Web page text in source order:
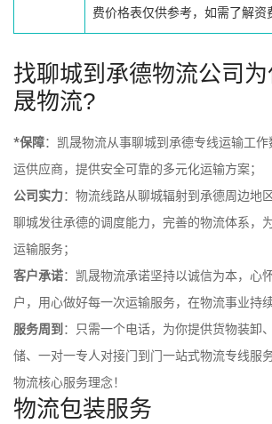
费价格表仅供参考，如需了解资
找聊城到承德物流公司
晟物流?
*保障：凯晟物流从事聊城到承德专线运输工
运供应商，提供安全可靠的多元化运输方案；
公司实力：物流线路从聊城辐射到承德周边地
聊城发往承德的调度能力，完善的物流体系，
运输服务；
客户承诺：凯晟物流承诺坚持以诚信为本，心
户，用心做好每一次运输服务，在物流事业持
服务周到 ：只需一个电话，为你提供货物装卸
储、一对一专人对接门到门一站式物流专线服
物流核心服务理念！
物流包装服务